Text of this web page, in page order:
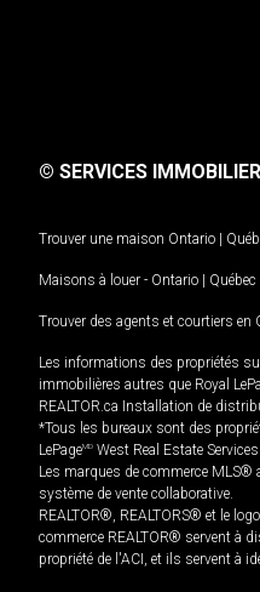
© SERVICES
Trouver une maison Ontario
Maisons à louer - Ontario Québec
Trouver des agents et courtiers en
Les informations des propriétés
immobilières autres que Royal
REALTOR.ca Installation de
*Tous les bureaux sont des
LePageMD West Real Estate Services
Les marques de commerce MLS®
système de vente collaborative.
REALTOR®, REALTORS® et le
commerce REALTOR® servent à
propriété de l'ACI, et ils servent à